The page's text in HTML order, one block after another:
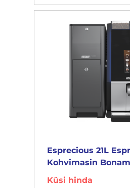
Esprecious 21L
Kohvimasin
Küsi hinda